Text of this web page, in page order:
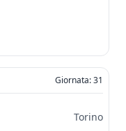
Giornata: 31
Torino